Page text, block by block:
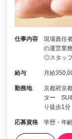
仕事内容
現場責任
の運営業
◎スタッ
給与 月給
勤務地
京都府京
ター
り徒歩1
応募資格 学歴・年